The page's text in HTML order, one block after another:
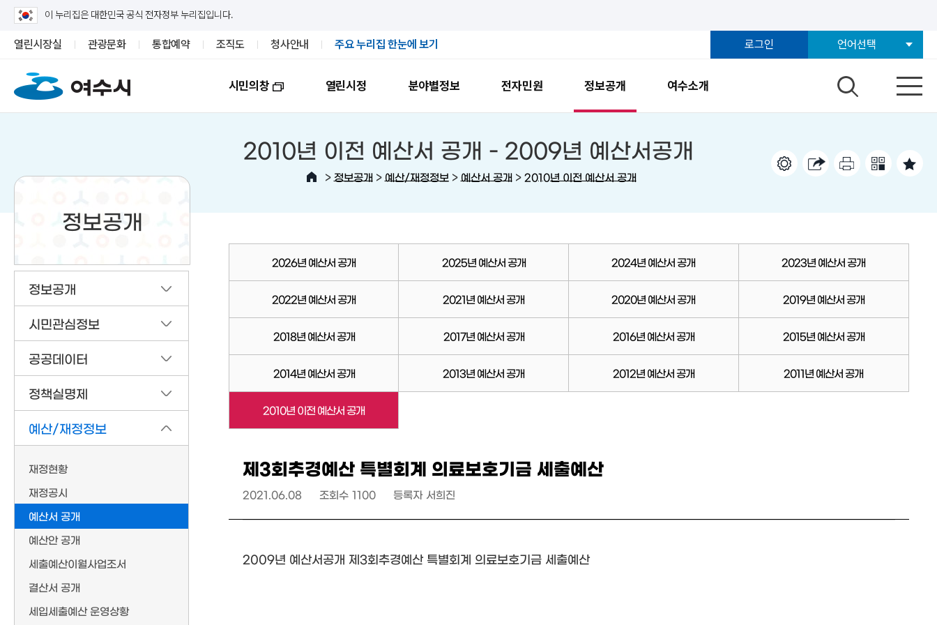
이 누리집은 대한민국 공식 전자정부 누리집입니다.
열린시장실 관광문화 통합예약 조직도 청사안내 주요 누리집 한눈에 보기 로그인 언어선택
시민의창 열린시정 분야별정보 전자민원 정보공개 여수소개
정보공개
정보공개
시민관심정보
공공데이터
정책실명제
예산/재정정보
재정현황
재정공시
예산서 공개
예산안 공개
세출예산이월사업조서
결산서 공개
세입세출예산 운영상황
2010년 이전 예산서 공개 - 2009년 예산서공개
> 정보공개> 예산/재정정보 > 예산서 공개> 2010년 이전 예산서 공개
2026년 예산서 공개 2025년 예산서 공개 2024년 예산서 공개 2023년 예산서 공개
2022년 예산서 공개 2021년 예산서 공개 2020년 예산서 공개 2019년 예산서 공개
2018년 예산서 공개 2017년 예산서 공개 2016년 예산서 공개 2015년 예산서 공개
2014년 예산서 공개 2013년 예산서 공개 2012년 예산서 공개 2011년 예산서 공개
2010년 이전 예산서 공개
제3회추경예산 특별회계 의료보호기금 세출예산
2021.06.08 조회수 1100 등록자 서희진
2009년 예산서공개 제3회추경예산 특별회계 의료보호기금 세출예산